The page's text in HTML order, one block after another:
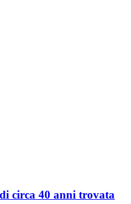
circa 40 anni trovata